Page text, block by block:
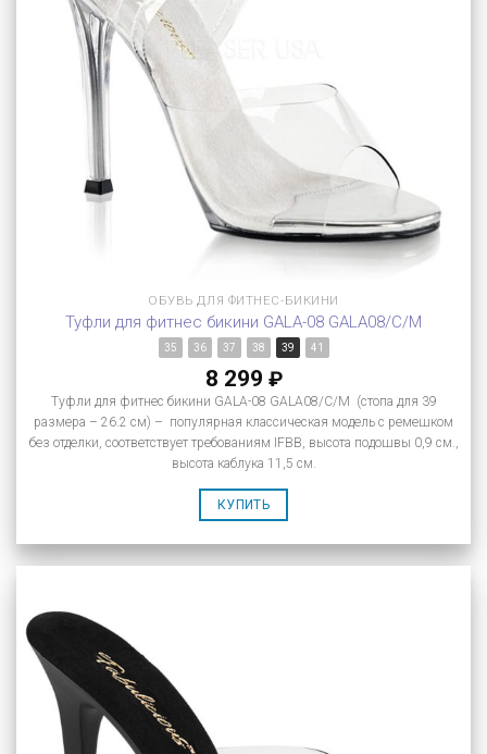
ОБУВЬ ДЛЯ ФИТНЕС-БИКИНИ
Туфли для фитнес бикини GALA-08 GALA08/C/M
35 36 37 38 39 41
8 299 ₽
Туфли для фитнес бикини GALA-08 GALA08/C/M (стопа для 39
размера – 26.2 см) – популярная классическая модель с ремешком
без отделки, соответствует требованиям IFBB, высота подошвы 0,9 см.,
высота каблука 11,5 см.
КУПИТЬ